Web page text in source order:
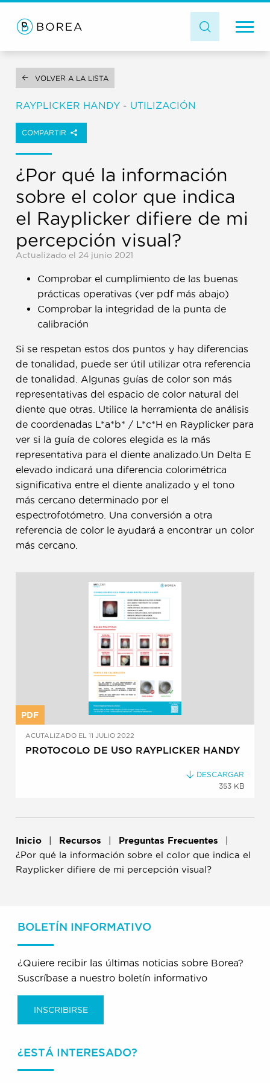
Inicio Recursos
Preguntas Frecuentes
¿Por qué la información sobre el color que indica el
Rayplicker difiere de mi percepción visual?
VOLVER A LA LISTA
RAYPLICKER HANDY- UTILIZACIÓN
COMPARTIR
¿Por qué la información
sobre el color que indica
el Rayplicker difiere de mi
percepción visual?
Actualizado el 24 junio 2021
Comprobar el cumplimiento de las buenas
prácticas operativas (ver pdf más abajo)
Comprobar la integridad de la punta de
calibración
Si se respetan estos dos puntos y hay diferencias
de tonalidad, puede ser útil utilizar otra referencia
de tonalidad. Algunas guías de color son más
representativas del espacio de color natural del
diente que otras. Utilice la herramienta de análisis
de coordenadas L*a*b* / L*c*H en Rayplicker para
ver si la guía de colores elegida es la más
representativa para el diente analizado.Un Delta E
elevado indicará una diferencia colorimétrica
significativa entre el diente analizado y el tono
más cercano determinado por el
espectrofotómetro. Una conversión a otra
referencia de color le ayudará a encontrar un color
más cercano.
PDF
ACUTALIZADO EL 11 JULIO 2022
PROTOCOLO DE USO RAYPLICKER HANDY
DESCARGAR
353 KB
BOLETÍN INFORMATIVO
¿Quiere recibir las últimas noticias sobre Borea?
Suscríbase a nuestro boletín informativo
INSCRIBIRSE
¿ESTÁ INTERESADO?